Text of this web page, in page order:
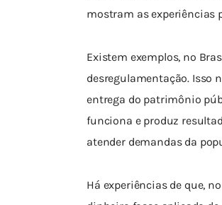
mostram as experiências
Existem exemplos, no
desregulamentação. Isso
entrega do patrimônio
funciona e produz
atender demandas da
Há experiências de que,